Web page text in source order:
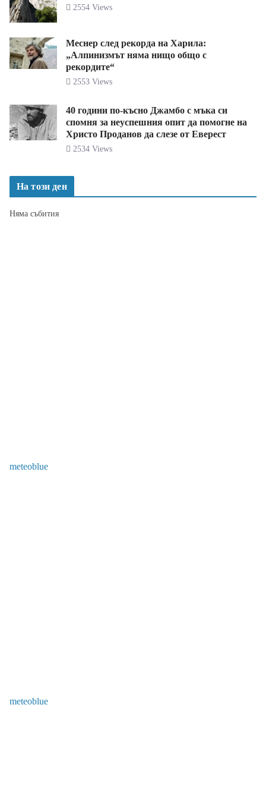
2554 Views
Меснер след рекорда на Харила:
„Алпинизмът няма нищо общо с
рекордите“
2553 Views
40 години по-късно Джамбо с мъка си
спомня за неуспешния опит да помогне на
Христо Проданов да слезе от Еверест
2534 Views
На този ден
Няма събития
meteoblue
meteoblue